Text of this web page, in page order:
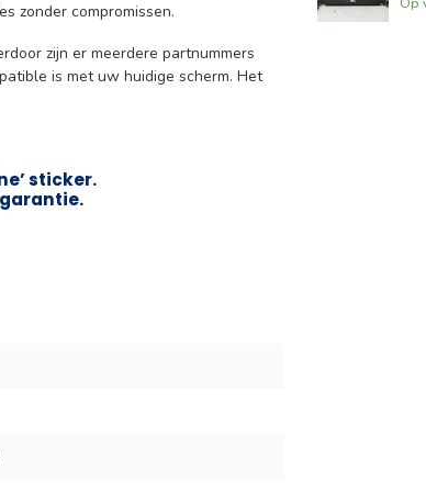
zonder compromissen.
zijn er meerdere partnummers
is met uw huidige scherm. Het
sticker.